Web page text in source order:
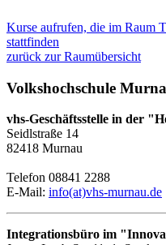
Kurse aufrufen, die im Raum
stattfinden
zurück zur Raumübersicht
Volkshochschule
vhs-Geschäftsstelle in der
Seidlstraße 14
82418 Murnau
Telefon 08841 2288
E-Mail: info(at)vhs-murnau.de
Integrationsbüro im